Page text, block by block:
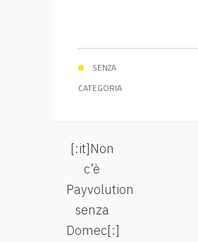
SENZA
CATEGORIA
[:it]Non
c’è
Payvolution
senza
Domec[:]